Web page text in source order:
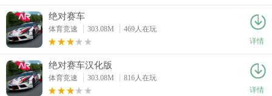
绝对赛车
体育竞速 303.08M
469人在玩
详情
绝对赛车汉化版
体育竞速 303.08M
816人在玩
详情